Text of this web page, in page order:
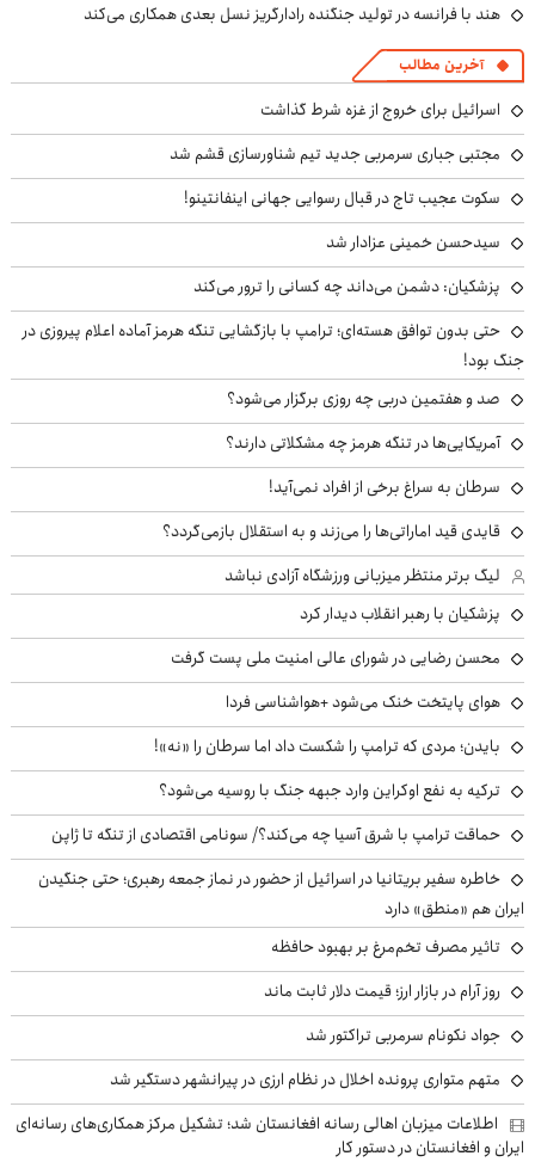
هند با فرانسه در تولید جنگنده رادارگریز نسل بعدی همکاری می‌کند
آخرین مطالب
اسرائیل برای خروج از غزه شرط گذاشت
مجتبی جباری سرمربی جدید تیم شناورسازی قشم شد
سکوت عجیب تاج در قبال رسوایی جهانی اینفانتینو!
سیدحسن خمینی عزادار شد
پزشکیان: دشمن می‌داند چه کسانی را ترور می‌کند
حتی بدون توافق هسته‌ای؛ ترامپ با بازگشایی تنگه هرمز آماده اعلام پیروزی در
جنگ بود!
صد و هفتمین دربی چه روزی برگزار می‌شود؟
آمریکایی‌ها در تنگه هرمز چه مشکلاتی دارند؟
سرطان به سراغ برخی از افراد نمی‌آید!
قایدی قید اماراتی‌ها را می‌زند و به استقلال بازمی‌گردد؟
لیگ برتر منتظر میزبانی ورزشگاه آزادی نباشد
پزشکیان با رهبر انقلاب دیدار کرد
محسن رضایی در شورای عالی امنیت ملی پست گرفت
هوای پایتخت خنک می‌شود +هواشناسی فردا
بایدن؛ مردی که ترامپ را شکست داد اما سرطان را «نه»!
ترکیه به نفع اوکراین وارد جبهه جنگ با روسیه می‌شود؟
حماقت ترامپ با شرق آسیا چه می‌کند؟/ سونامی اقتصادی از تنگه تا ژاپن
خاطره سفیر بریتانیا در اسرائیل از حضور در نماز جمعه رهبری؛ حتی جنگیدن
ایران هم «منطق» دارد
تاثیر مصرف تخم‌مرغ بر بهبود حافظه
روز آرام در بازار ارز؛ قیمت دلار ثابت ماند
جواد نکونام سرمربی تراکتور شد
متهم متواری پرونده اخلال در نظام ارزی در پیرانشهر دستگیر شد
اطلاعات میزبان اهالی رسانه افغانستان شد؛ تشکیل مرکز همکاری‌های رسانه‌ای
ایران و افغانستان در دستور کار